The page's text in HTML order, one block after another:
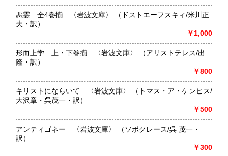
悪霊 全4巻揃 〈岩波文庫〉 （ドストエーフスキィ/米川正
夫・訳）
￥1,000
形而上学 上・下巻揃 〈岩波文庫〉 （アリストテレス/出
隆・訳）
￥800
キリストにならいて 〈岩波文庫〉 （トマス・ア・ケンピス/
大沢章・呉茂一・訳）
￥500
アンティゴネー 〈岩波文庫〉 （ソポクレース/呉 茂一・
訳）
￥300